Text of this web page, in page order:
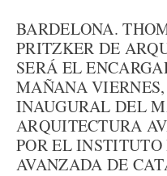
BARDELONA.
PRITZKER DE
SERÁ EL
MAÑANA
INAUGURAL DEL
ARQUITECTURA
POR EL
AVANZADA DE